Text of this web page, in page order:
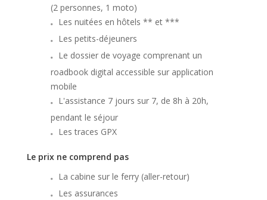
(2 personnes, 1 moto)
Les nuitées en hôtels ** et ***
Les petits-déjeuners
Le dossier de voyage comprenant un
roadbook digital accessible sur application
mobile
L'assistance 7 jours sur 7, de 8h à 20h,
pendant le séjour
Les traces GPX
Le prix ne comprend pas
La cabine sur le ferry (aller-retour)
Les assurances